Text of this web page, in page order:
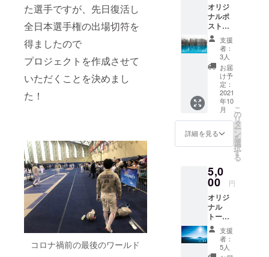
た選手ですが、先日復活し
全日本選手権の出場切符を
得ましたので
プロジェクトを作成させて
いただくことを決めまし
た！
コロナ禍前の最後のワールド
オリジ
ナルポ
スト
カード
（デザ
インC）
とお礼
のお手
紙をお
送りし
ます。
支援
者：
3人
お届
け予
定：
2021
年10
月
詳細を見る
こ
の
リ
タ
ー
ン
を
選
択
す
る
5,0
00 円
オリジ
ナル
トート
バッグ
を差し
上げま
す。
支援
者：
5人